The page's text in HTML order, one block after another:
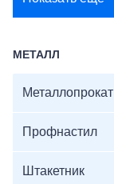
МЕТАЛЛ
Металлопрокат
Профнастил
Штакетник